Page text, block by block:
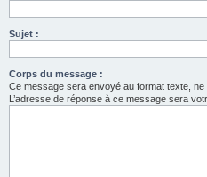
Sujet :
Corps du message :
Ce message sera envoyé au format texte,
L’adresse de réponse à ce message sera